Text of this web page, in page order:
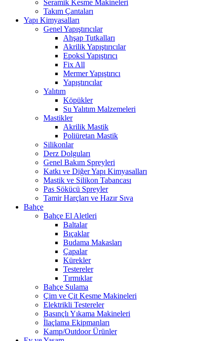
Seramik Kesme Makineleri
Takım Çantaları
Yapı Kimyasalları
Genel Yapıştırıcılar
Ahşap Tutkalları
Akrilik Yapıştırıcılar
Epoksi Yapıştırıcı
Fix All
Mermer Yapıştırıcı
Yapıştırıcılar
Yalıtım
Köpükler
Su Yalıtım Malzemeleri
Mastikler
Akrilik Mastik
Poliüretan Mastik
Silikonlar
Derz Dolguları
Genel Bakım Spreyleri
Katkı ve Diğer Yapı Kimyasalları
Mastik ve Silikon Tabancası
Pas Sökücü Spreyler
Tamir Harçları ve Hazır Sıva
Bahçe
Bahçe El Aletleri
Baltalar
Bıçaklar
Budama Makasları
Çapalar
Kürekler
Testereler
Tırmıklar
Bahçe Sulama
Çim ve Çit Kesme Makineleri
Elektrikli Testereler
Basınçlı Yıkama Makineleri
İlaçlama Ekipmanları
Kamp/Outdoor Ürünler